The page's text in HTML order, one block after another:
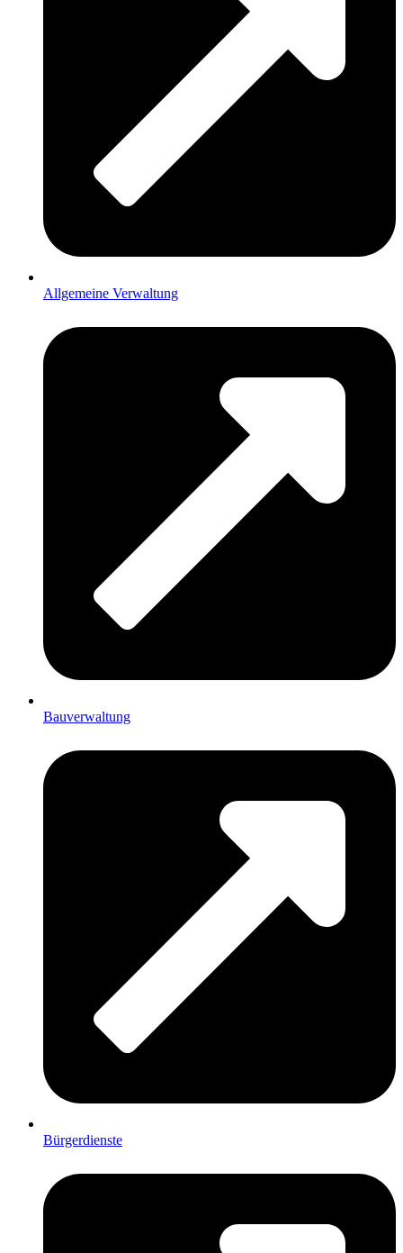
Allgemeine Verwaltung
Bauverwaltung
Bürgerdienste